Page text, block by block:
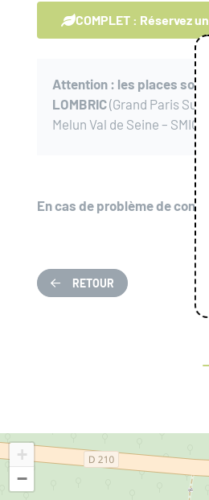
COMPLET : Réservez
Attention : les places sont
LOMBRIC(Grand Paris
Melun Val de Seine –
En cas de problème de
RETOUR
+
−